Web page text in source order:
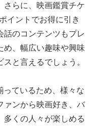
さらに、映画鑑賞チケ
イントでお得に引き
話のコンテンツもプレ
め、幅広い趣味や興味
と言えるでしょう。
っているため、様々な
ァンから映画好き、バ
多くの人々が楽しめる